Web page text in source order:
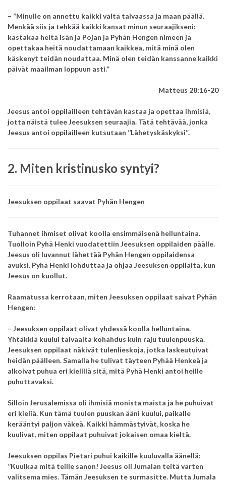
– ’’Minulle on annettu kaikki valta taivaassa ja maan päällä.
Menkää siis ja tehkää kaikki kansat minun seuraajikseni:
kastakaa heitä Isän ja Pojan ja Pyhän Hengen nimeen ja
opettakaa heitä noudattamaan kaikkea, mitä minä olen
käskenyt teidän noudattaa. Minä olen teidän kanssanne kaikki
päivät maailman loppuun asti.”
Matteus 28:16-20
Jeesus antoi oppilailleen tehtävän kastaa ja opettaa ihmisiä,
jotta näistä tulee Jeesuksen seuraajia. Tätä tehtävää, jonka
Jeesus antoi oppilailleen kutsutaan ’’Lähetyskäskyksi”.
2. Miten kristinusko syntyi?
Jeesuksen oppilaat saavat Pyhän Hengen
Tuhannet ihmiset olivat koolla ensimmäisenä helluntaina.
Tuolloin Pyhä Henki vuodatettiin Jeesuksen oppilaiden päälle.
Jeesus oli luvannut lähettää Pyhän Hengen oppilaidensa
avuksi. Pyhä Henki lohduttaa ja ohjaa Jeesuksen oppilaita, kun
Jeesus on kuollut.
Raamatussa kerrotaan, miten Jeesuksen oppilaat saivat Pyhän
Hengen:
– Jeesuksen oppilaat olivat yhdessä koolla helluntaina.
Yhtäkkiä kuului taivaalta kohahdus kuin raju tuulenpuuska.
Jeesuksen oppilaat näkivät tulenlieskoja, jotka laskeutuivat
heidän päälleen.Samalla he tulivat täyteen Pyhää Henkeä ja
alkoivat puhua eri kielillä sitä, mitä Pyhä Henki antoi heille
puhuttavaksi.
Silloin Jerusalemissa oli ihmisiä monista maista ja he puhuivat
eri kieliä. Kun tämä tuulen puuskan ääni kuului, paikalle
kerääntyi paljon väkeä. Kaikki hämmästyivät, koska he
kuulivat, miten oppilaat puhuivat jokaisen omaa kieltä.
Jeesuksen oppilas Pietari puhui kaikille kuuluvalla äänellä:
’’Kuulkaa mitä teille sanon! Jeesus oli Jumalan teitä varten
valitsema mies. Tämän Jeesuksen te surmasitte. Mutta Jumala